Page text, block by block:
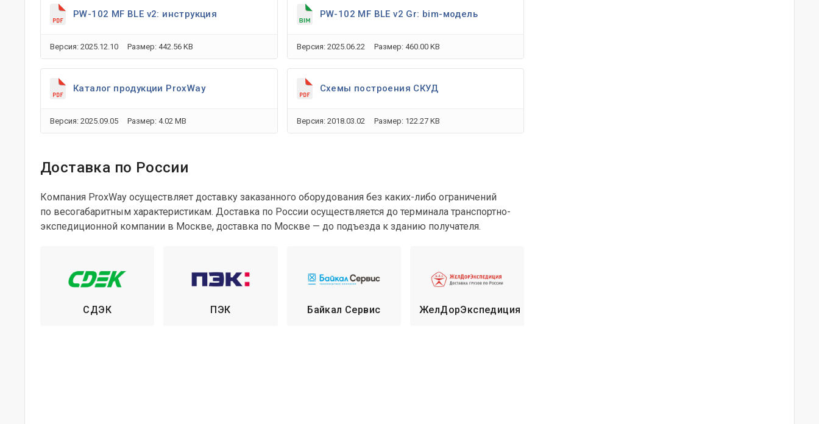
PW-102 MF BLE v2: инструкция
Версия: 2025.12.10 Размер: 442.56 KB
PW-102 MF BLE v2 Gr: bim-модель
Версия: 2025.06.22 Размер: 460.00 KB
Каталог продукции ProxWay
Версия: 2025.09.05 Размер: 4.02 MB
Схемы построения СКУД
Версия: 2018.03.02 Размер: 122.27 KB
Доставка по России
Компания ProxWay осуществляет доставку заказанного оборудования без каких-либо ограничений
по весогабаритным характеристикам. Доставка по России осуществляется до терминала транспортно-
экспедиционной компании в Москве, доставка по Москве — до подъезда к зданию получателя.
СДЭК ПЭК Байкал Сервис ЖелДорЭкспедиция